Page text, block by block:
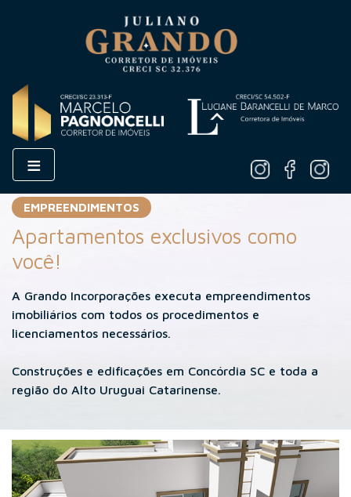
≡
EMPREENDIMENTOS
Apartamentos exclusivos como
você!
A Grando Incorporações executa empreendimentos
imobiliários com todos os procedimentos e
licenciamentos necessários.
Construções e edificações em Concórdia SC e toda a
região do Alto Uruguai Catarinense.